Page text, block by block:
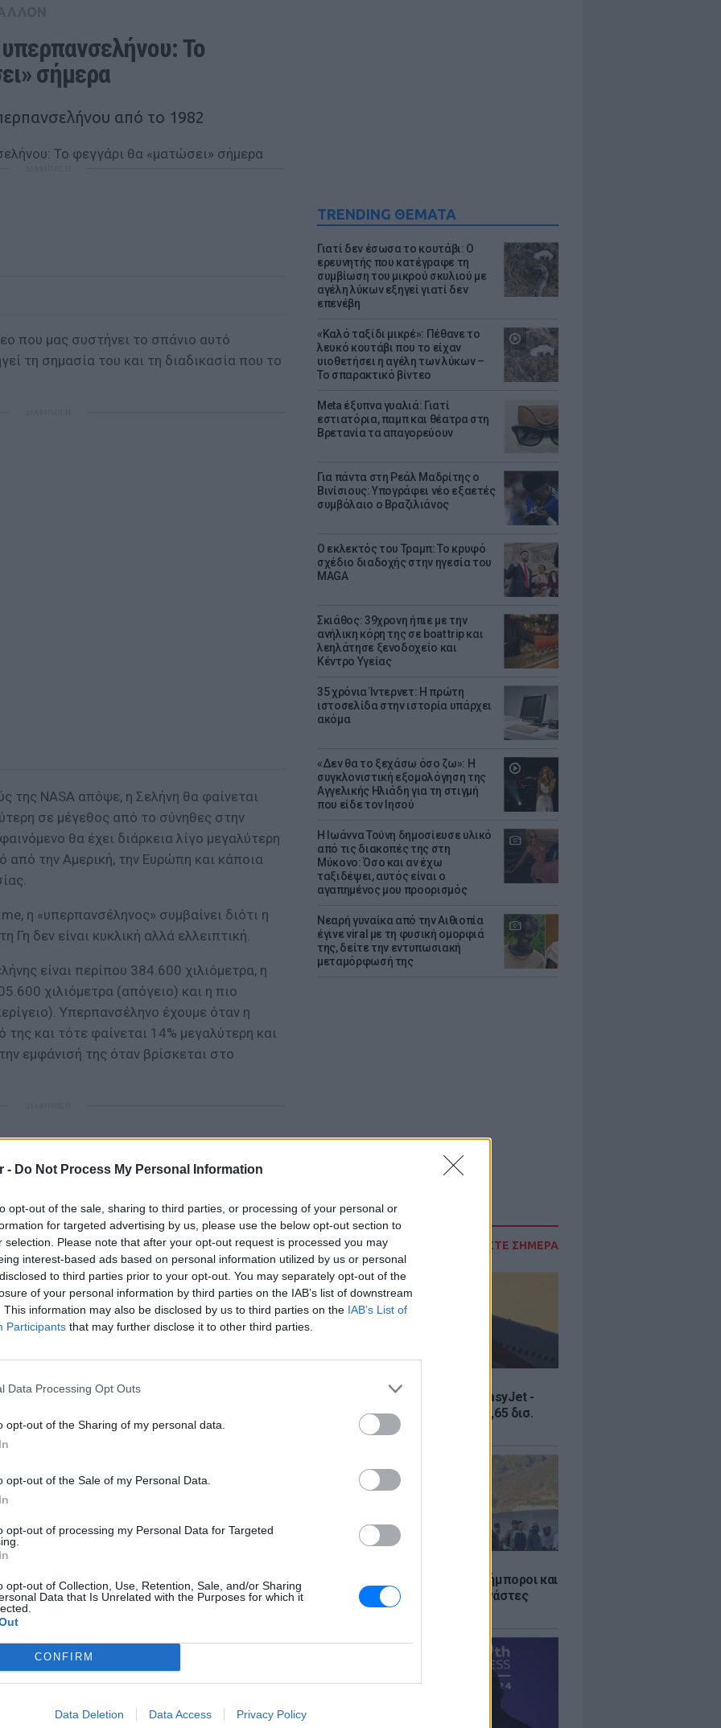
- Do Not Process My Personal Information
opt-out of the sale, sharing to third parties, or processing of your personal or
for targeted advertising by us, please use the below opt-out section to
selection. Please note that after your opt-out request is processed you may
interest-based ads based on personal information utilized by us or personal
to third parties prior to your opt-out. You may separately opt-out of the
of your personal information by third parties on the IAB’s list of downstream
This information may also be disclosed by us to third parties on the IAB’s List of
Participants that may further disclose it to other third parties.
Data Processing Opt Outs
opt-out of the Sharing of my personal data.
opt-out of the Sale of my Personal Data.
opt-out of processing my Personal Data for Targeted
opt-out of Collection, Use, Retention, Sale, and/or Sharing
Data that Is Unrelated with the Purposes for which it
CONFIRM
Data Deletion Data Access Privacy Policy
TRENDING ΘΕΜΑΤΑ
Γιατί δεν έσωσα το κουτάβι: Ο
ερευνητής που κατέγραφε τη
συμβίωση του μικρού σκυλιού με
αγέλη λύκων εξηγεί γιατί δεν
επενέβη
«Καλό ταξίδι μικρέ»: Πέθανε το
λευκό κουτάβι που το είχαν
υιοθετήσει η αγέλη των λύκων –
Το σπαρακτικό βίντεο
Meta έξυπνα γυαλιά: Γιατί
εστιατόρια, παμπ και θέατρα στη
Βρετανία τα απαγορεύουν
Για πάντα στη Ρεάλ Μαδρίτης ο
Βινίσιους: Υπογράφει νέο εξαετές
συμβόλαιο ο Βραζιλιάνος
Ο εκλεκτός του Τραμπ: Το κρυφό
σχέδιο διαδοχής στην ηγεσία του
MAGA
Σκιάθος: 39χρονη ήπιε με την
ανήλικη κόρη της σε boat trip και
λεηλάτησε ξενοδοχείο και
Κέντρο Υγείας
35 χρόνια Ίντερνετ: Η πρώτη
ιστοσελίδα στην ιστορία υπάρχει
ακόμα
«Δεν θα το ξεχάσω όσο ζω»: Η
συγκλονιστική εξομολόγηση της
Αγγελικής Ηλιάδη για τη στιγμή
που είδε τον Ιησού
Η Ιωάννα Τούνη δημοσίευσε υλικό
από τις διακοπές της στη
Μύκονο: Όσο και αν έχω
ταξιδέψει, αυτός είναι ο
αγαπημένος μου προορισμός
Νεαρή γυναίκα από την Αιθιοπία
έγινε viral με τη φυσική ομορφιά
της, δείτε την εντυπωσιακή
μεταμόρφωσή της
ΔΙΑΒΑΣΤΕ ΣΗΜΕΡΑ
Συμφωνία εξαγοράς για την EasyJet -
Στην αμερικανική Appolo για 6,65 δισ.
Θέουτα: «Οι κάτοικοι είναι ανήμποροι και
γεμάτοι αγωνία» - 5.000 μετανάστες
παραμένουν στην περιοχή
Το
σήμερα
από το 1982
που μας συστήνει το σπάνιο αυτό
τη σημασία του και τη διαδικασία που το
της ΝΑSA απόψε, η Σελήνη θα φαίνεται
σε μέγεθος από το σύνηθες στην
θα έχει διάρκεια λίγο μεγαλύτερη
από την Αμερική, την Ευρώπη και κάποια
η «υπερπανσέληνος» συμβαίνει διότι η
Γη δεν είναι κυκλική αλλά ελλειπτική.
είναι περίπου 384.600 χιλιόμετρα, η
χιλιόμετρα (απόγειο) και η πιο
Υπερπανσέληνο έχουμε όταν η
της και τότε φαίνεται 14% μεγαλύτερη και
εμφάνισή της όταν βρίσκεται στο
στο μέγιστο σημείο του περίπου
φάση της έκλειψης θα είναι ορατή
μας.
στην Ελλάδα θα έχουν ως εξής:
πμ -Έναρξη μερικής έκλειψης: 4:07 πμ